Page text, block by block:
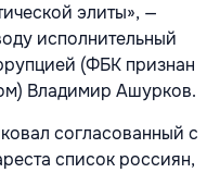
элиты», —
исполнительный
(ФБК признан
Владимир Ашурков.
согласованный с
список россиян,